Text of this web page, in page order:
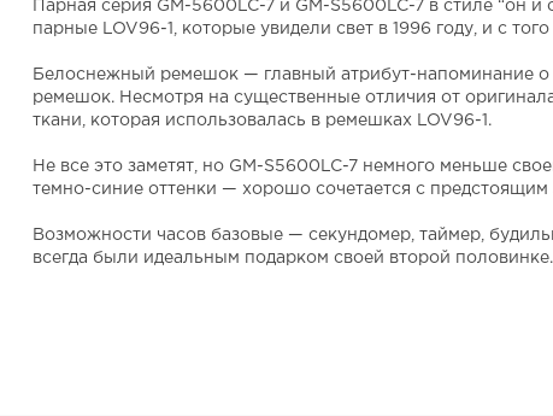
Парная серия GM-5600LC-7 и GM-S5600LC-7 в стиле “он
парные LOV96-1, которые увидели свет в 1996 году, и с
Белоснежный ремешок — главный атрибут-напоминание о
ремешок. Несмотря на существенные отличия от
ткани, которая использовалась в ремешках LOV96-1.
Не все это заметят, но GM-S5600LC-7 немного меньше
темно-синие оттенки — хорошо сочетается с
Возможности часов базовые — секундомер, таймер,
всегда были идеальным подарком своей второй половинке.